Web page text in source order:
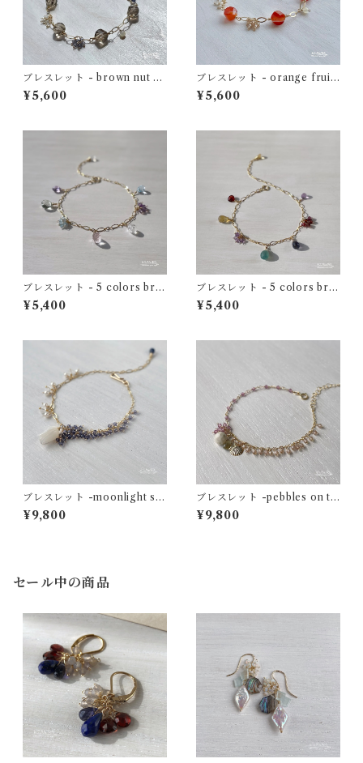
ブレスレット - brown nut br
acelet - スモーキークォーツ×
ホワイトシェル×アイオライト
¥5,600
ブレスレット - orange fruit
bracelet - カーネリアンサー
ドニクス×アホワイトシェル×
¥5,600
ブレスレット - 5 colors bra
celet (pale tone) - ローズク
ォーツ×トパーズ×レインボー
¥5,400
ブレスレット - 5 colors bra
celet (deep tone) - グランデ
ィディエライト×アイオライト
¥5,400
ブレスレット -moonlight sh
ell bouquet- ホワイトシェル
×アイオライト×レインボーム
¥9,800
ブレスレット -pebbles on th
e seaside- リバーストーン×
ガーネット×ジルコン 14kgf
¥9,800
セール中の商品